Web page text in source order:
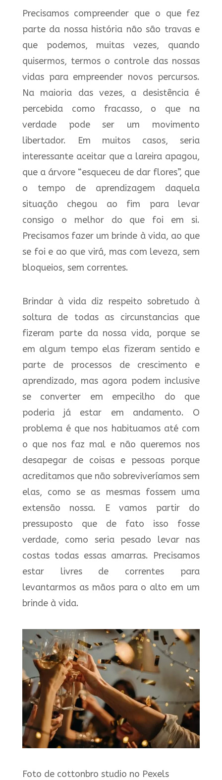
Precisamos compreender que o que fez
parte da nossa história não são travas e
que podemos, muitas vezes, quando
quisermos, termos o controle das nossas
vidas para empreender novos percursos.
Na maioria das vezes, a desistência é
percebida como fracasso, o que na
verdade pode ser um movimento
libertador. Em muitos casos, seria
interessante aceitar que a lareira apagou,
que a árvore “esqueceu de dar flores”, que
o tempo de aprendizagem daquela
situação chegou ao fim para levar
consigo o melhor do que foi em si.
Precisamos fazer um brinde à vida, ao que
se foi e ao que virá, mas com leveza, sem
bloqueios, sem correntes.
Brindar à vida diz respeito sobretudo à
soltura de todas as circunstancias que
fizeram parte da nossa vida, porque se
em algum tempo elas fizeram sentido e
parte de processos de crescimento e
aprendizado, mas agora podem inclusive
se converter em empecilho do que
poderia já estar em andamento. O
problema é que nos habituamos até com
o que nos faz mal e não queremos nos
desapegar de coisas e pessoas porque
acreditamos que não sobreviveríamos sem
elas, como se as mesmas fossem uma
extensão nossa. E vamos partir do
pressuposto que de fato isso fosse
verdade, como seria pesado levar nas
costas todas essas amarras. Precisamos
estar livres de correntes para
levantarmos as mãos para o alto em um
brinde à vida.
Foto de cottonbro studio no Pexels